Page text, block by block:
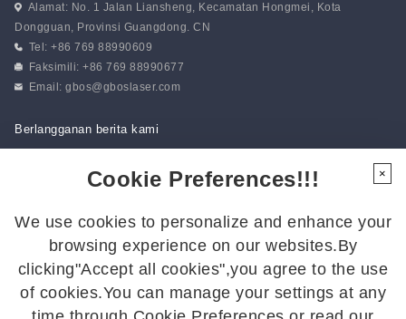
Alamat: No. 1 Jalan Liansheng, Kecamatan Hongmei, Kota
Dongguan, Provinsi Guangdong. CN
Tel: +86 769 88990609
Faksimili: +86 769 88990677
Email:gbos@gboslaser.com
Berlangganan berita kami
Ikuti kami untuk mendapatkan kabar terbaru:
Cookie Preferences!!!
We use cookies to personalize and enhance your
browsing experience on our websites.By
clicking"Accept all cookies",you agree to the use
of cookies.You can manage your settings at any
×